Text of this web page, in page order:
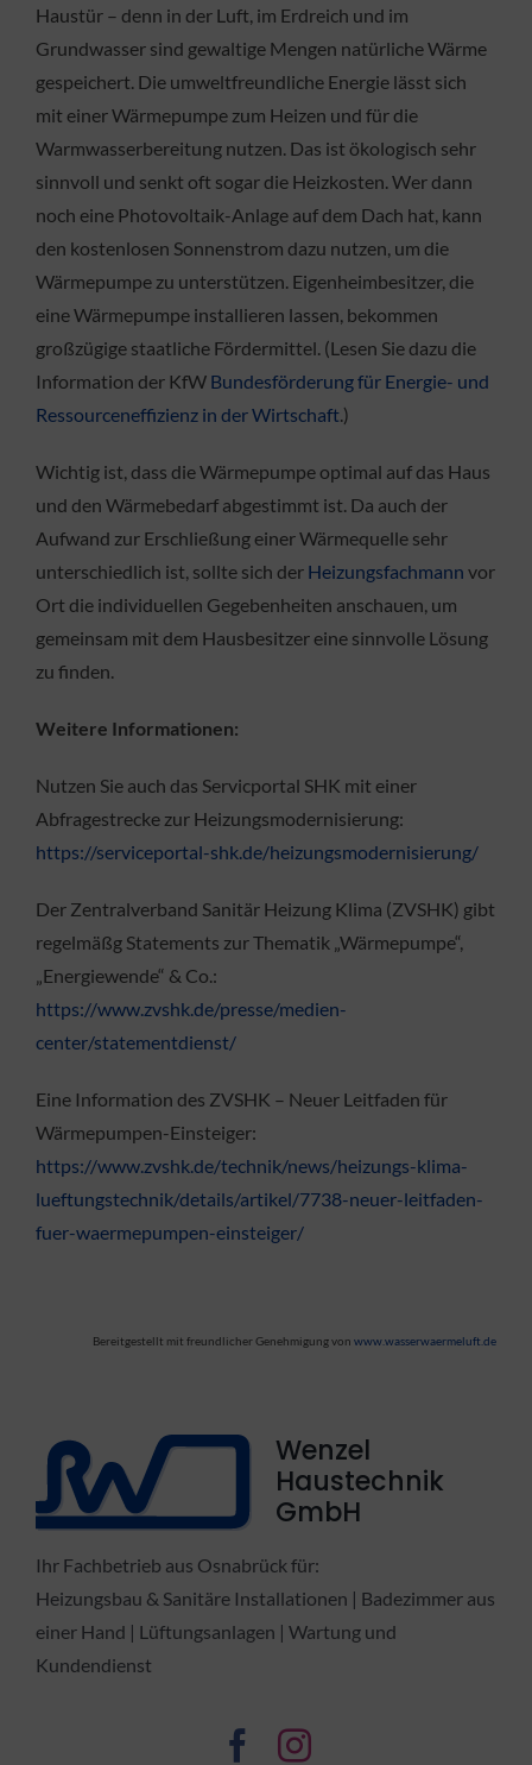
Haustür – denn in der Luft, im Erdreich und im
Grundwasser sind gewaltige Mengen natürliche Wärme
gespeichert. Die umweltfreundliche Energie lässt sich
mit einer Wärmepumpe zum Heizen und für die
Warmwasserbereitung nutzen. Das ist ökologisch sehr
sinnvoll und senkt oft sogar die Heizkosten. Wer dann
noch eine Photovoltaik-Anlage auf dem Dach hat, kann
den kostenlosen Sonnenstrom dazu nutzen, um die
Wärmepumpe zu unterstützen. Eigenheimbesitzer, die
eine Wärmepumpe installieren lassen, bekommen
großzügige staatliche Fördermittel. (Lesen Sie dazu die
Information der KfW Bundesförderung für Energie- und
Ressourceneffizienz in der Wirtschaft.)
Wichtig ist, dass die Wärmepumpe optimal auf das Haus
und den Wärmebedarf abgestimmt ist. Da auch der
Aufwand zur Erschließung einer Wärmequelle sehr
unterschiedlich ist, sollte sich der Heizungsfachmann vor
Ort die individuellen Gegebenheiten anschauen, um
gemeinsam mit dem Hausbesitzer eine sinnvolle Lösung
zu finden.
Weitere Informationen:
Nutzen Sie auch das Servicportal SHK mit einer
Abfragestrecke zur Heizungsmodernisierung:
https://serviceportal-shk.de/heizungsmodernisierung/
Der Zentralverband Sanitär Heizung Klima (ZVSHK) gibt
regelmäßg Statements zur Thematik „Wärmepumpe“,
„Energiewende“ & Co.:
https://www.zvshk.de/presse/medien-
center/statementdienst/
Eine Information des ZVSHK – Neuer Leitfaden für
Wärmepumpen-Einsteiger:
https://www.zvshk.de/technik/news/heizungs-klima-
lueftungstechnik/details/artikel/7738-neuer-leitfaden-
fuer-waermepumpen-einsteiger/
Bereitgestellt mit freundlicher Genehmigung vonwww.wasserwaermeluft.de
Wenzel
Haustechnik
GmbH
Ihr Fachbetrieb aus Osnabrück für:
Heizungsbau & Sanitäre Installationen | Badezimmer aus
einer Hand | Lüftungsanlagen | Wartung und
Kundendienst